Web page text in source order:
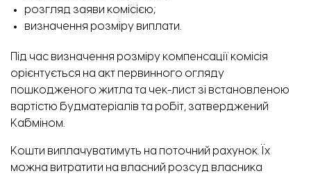
розгляд заяви комісією;
визначення розміру виплати.
Під час визначення розміру компенсації комісія
орієнтується на акт первинного огляду
пошкодженого житла та чек-лист зі встановленою
вартістю будматеріалів та робіт, затверджений
Кабміном.
Кошти виплачуватимуть на поточний рахунок. Їх
можна витратити на власний розсуд власника